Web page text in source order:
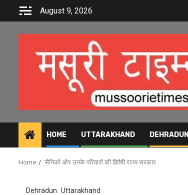
August 9, 2026
HOME UTTARAKHAND DEHRADUN
Home सैनिकों और उनके परिवारों की हितैषी राज्य सरकार
Dehradun Uttarakhand